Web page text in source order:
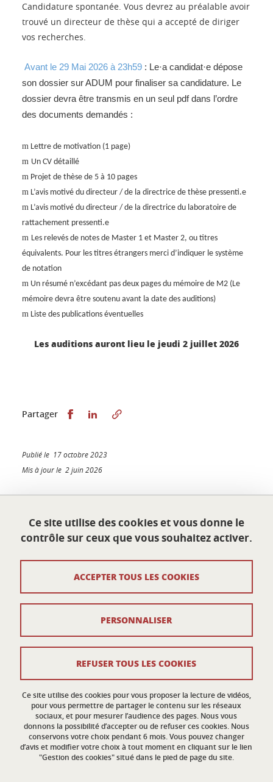
Candidature spontanée. Vous devrez au préalable avoir
trouvé un directeur de thèse qui a accepté de diriger
vos recherches.
Avant le 29 Mai 2026 à 23h59 : Le·a candidat·e dépose
son dossier sur ADUM pour finaliser sa candidature. Le
dossier devra être transmis en un seul pdf dans l’ordre
des documents demandés :
m Lettre de motivation (1 page)
m Un CV détaillé
m Projet de thèse de 5 à 10 pages
m L’avis motivé du directeur / de la directrice de thèse pressenti.e
m L’avis motivé du directeur / de la directrice du laboratoire de
rattachement pressenti.e
m Les relevés de notes de Master 1 et Master 2, ou titres
équivalents. Pour les titres étrangers merci d’indiquer le système
de notation
m Un résumé n’excédant pas deux pages du mémoire de M2 (Le
mémoire devra être soutenu avant la date des auditions)
m Liste des publications éventuelles
Les auditions auront lieu le jeudi 2 juillet 2026
Partager Partager sur Facebook
Partager sur LinkedIn
Publié le 17 octobre 2023
Mis à jour le 2 juin 2026
École doctorale Sciences économiques
Université Grenoble Alpes
38400 Saint-Martin-d'Hères
France
Crédits
Mentions légales
Données personnelles
Gestion des cookies
Ce site utilise des cookies et vous donne le
contrôle sur ceux que vous souhaitez activer.
Ce site utilise des cookies pour vous proposer la lecture de vidéos,
pour vous permettre de partager le contenu sur les réseaux
sociaux, et pour mesurer l’audience des pages. Nous vous
donnons la possibilité d’accepter ou de refuser ces cookies. Nous
conservons votre choix pendant 6 mois. Vous pouvez changer
d’avis et modifier votre choix à tout moment en cliquant sur le lien
"Gestion des cookies" situé dans le pied de page du site.
ACCEPTER TOUS LES COOKIES
REFUSER TOUS LES COOKIES
PERSONNALISER